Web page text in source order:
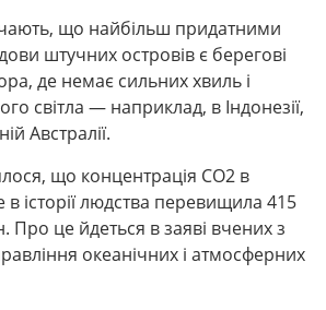
що найбільш придатними
штучних островів є берегові
де немає сильних хвиль і
світла — наприклад, в Індонезії,
Австралії.
що концентрація CO2 в
історії людства перевищила 415
Про це йдеться в заяві вчених з
океанічних і атмосферних